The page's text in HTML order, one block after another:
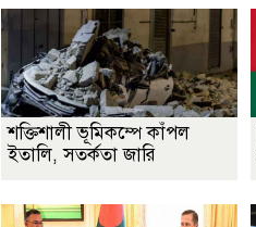
শক্তিশালী ভূমিকম্পে কাঁপল
ইতালি, সতর্কতা জারি